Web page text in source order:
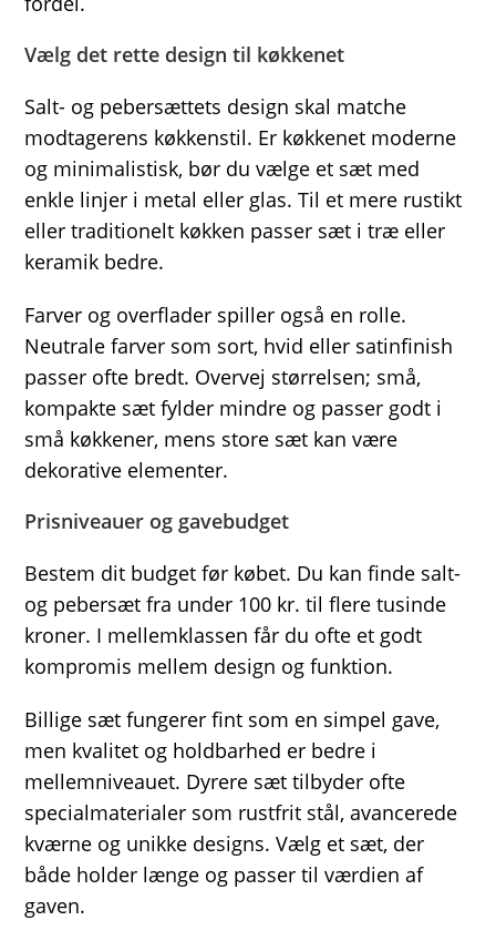
Vælg det rette design til køkkenet
Salt- og pebersættets design skal matche
modtagerens køkkenstil. Er køkkenet moderne
og minimalistisk, bør du vælge et sæt med
enkle linjer i metal eller glas. Til et mere rustikt
eller traditionelt køkken passer sæt i træ eller
keramik bedre.
Farver og overflader spiller også en rolle.
Neutrale farver som sort, hvid eller satinfinish
passer ofte bredt. Overvej størrelsen; små,
kompakte sæt fylder mindre og passer godt i
små køkkener, mens store sæt kan være
dekorative elementer.
Prisniveauer og gavebudget
Bestem dit budget før købet. Du kan finde salt-
og pebersæt fra under 100 kr. til flere tusinde
kroner. I mellemklassen får du ofte et godt
kompromis mellem design og funktion.
Billige sæt fungerer fint som en simpel gave,
men kvalitet og holdbarhed er bedre i
mellemniveauet. Dyrere sæt tilbyder ofte
specialmaterialer som rustfrit stål, avancerede
kværne og unikke designs. Vælg et sæt, der
både holder længe og passer til værdien af
gaven.